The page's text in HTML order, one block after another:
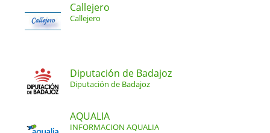
Callejero
Callejero
Diputación de Badajoz
Diputación de Badajoz
AQUALIA
INFORMACION AQUALIA